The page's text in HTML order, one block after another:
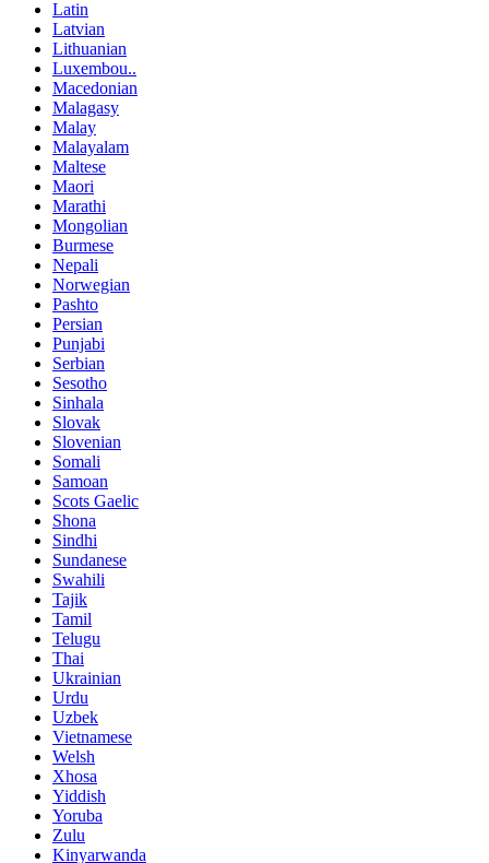
Latin
Latvian
Lithuanian
Luxembou..
Macedonian
Malagasy
Malay
Malayalam
Maltese
Maori
Marathi
Mongolian
Burmese
Nepali
Norwegian
Pashto
Persian
Punjabi
Serbian
Sesotho
Sinhala
Slovak
Slovenian
Somali
Samoan
Scots Gaelic
Shona
Sindhi
Sundanese
Swahili
Tajik
Tamil
Telugu
Thai
Ukrainian
Urdu
Uzbek
Vietnamese
Welsh
Xhosa
Yiddish
Yoruba
Zulu
Kinyarwanda